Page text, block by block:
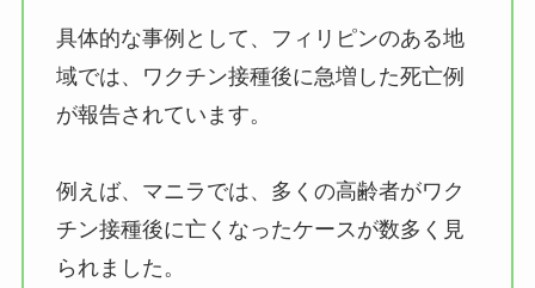
具体的な事例として、フィリピンのある地
域では、ワクチン接種後に急増した死亡例
が報告されています。
例えば、マニラでは、多くの高齢者がワク
チン接種後に亡くなったケースが数多く見
られました。